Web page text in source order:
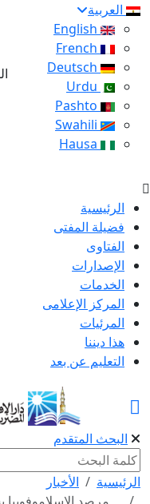
العربية
الرئيسية
فضيلة المفتى
الفتاوى
الإصدارات
الخدمات
المركز الإعلامى
المرئيات
هذا ديننا
التعليم عن بعد
البحث المتقدم
الرئيسية
الأخبار